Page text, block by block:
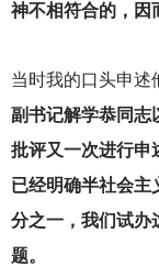
神不相符合的，因
当时我的口头申述
副书记解学恭同志
批评又一次进行申
已经明确半社会主
分之一，我们试办
题。